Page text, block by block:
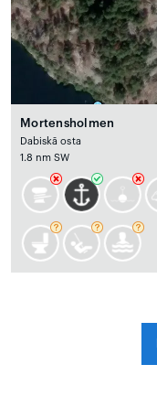
Mortensholmen
Dabiskā osta
1.8 nm SW